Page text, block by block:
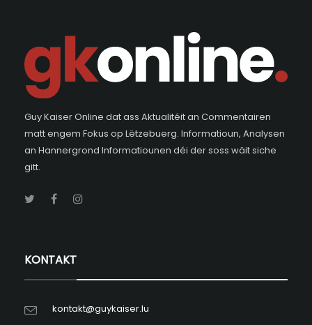
Guy Kaiser Online dat ass Aktualitéit an Commentairen
matt engem Fokus op Lëtzebuerg. Informatioun, Analysen
an Hannergrond Informatiounen déi der soss wäit siche
gitt.
KONTAKT
kontakt@guykaiser.lu